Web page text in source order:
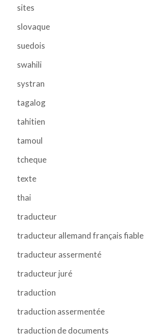
sites
slovaque
suedois
swahili
systran
tagalog
tahitien
tamoul
tcheque
texte
thai
traducteur
traducteur allemand français fiable
traducteur assermenté
traducteur juré
traduction
traduction assermentée
traduction de documents